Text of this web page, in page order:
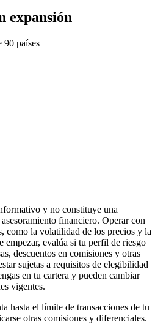
expansión
90 países
y no constituye una
financiero. Operar con
como la volatilidad de los precios y la
empezar, evalúa si tu perfil de riesgo
descuentos en comisiones y otras
sujetas a requisitos de elegibilidad
en tu cartera y pueden cambiar
vigentes.
hasta el límite de transacciones de tu
otras comisiones y diferenciales.